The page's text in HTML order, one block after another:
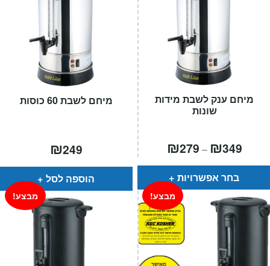
מיחם לשבת 60 כוסות
₪249
הוספה לסל
מיחם ענק לשבת מידות
שונות
₪279 – ₪349טווח
⁦₪279⁩
בחר אפשרויות
מבצע! מבצע!